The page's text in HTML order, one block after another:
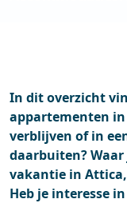
In dit overzicht
appartementen
verblijven of in
daarbuiten?
vakantie in
Heb je interesse